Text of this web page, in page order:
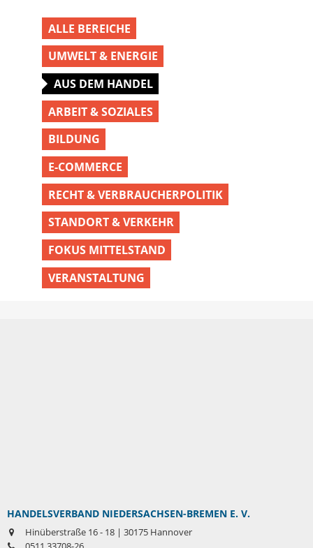
ALLE BEREICHE
UMWELT & ENERGIE
AUS DEM HANDEL
ARBEIT & SOZIALES
BILDUNG
E-COMMERCE
RECHT & VERBRAUCHERPOLITIK
STANDORT & VERKEHR
FOKUS MITTELSTAND
VERANSTALTUNG
HANDELSVERBAND NIEDERSACHSEN-BREMEN E. V.
Hinüberstraße 16 - 18 | 30175 Hannover